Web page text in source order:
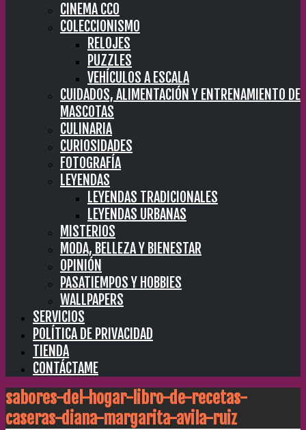
CINEMA CC0
COLECCIONISMO
RELOJES
PUZZLES
VEHÍCULOS A ESCALA
CUIDADOS, ALIMENTACIÓN Y ENTRENAMIENTO DE
MASCOTAS
CULINARIA
CURIOSIDADES
FOTOGRAFÍA
LEYENDAS
LEYENDAS TRADICIONALES
LEYENDAS URBANAS
MISTERIOS
MODA, BELLEZA Y BIENESTAR
OPINIÓN
PASATIEMPOS Y HOBBIES
WALLPAPERS
SERVICIOS
POLÍTICA DE PRIVACIDAD
TIENDA
CONTÁCTAME
sabores-del-hogar-libro-de-recetas-
caseras-diana-margarita-avila-ruiz